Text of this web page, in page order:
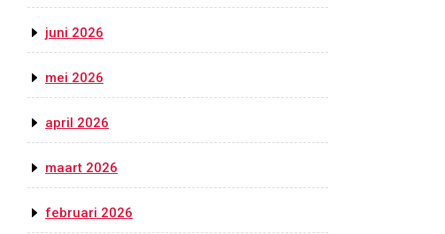
juni 2026
mei 2026
april 2026
maart 2026
februari 2026